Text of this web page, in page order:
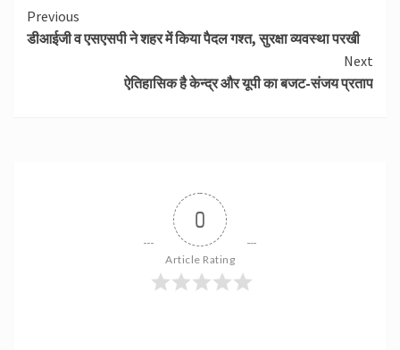
Continue
Reading
Previous
डीआईजी व एसएसपी ने शहर में किया पैदल गश्त, सुरक्षा व्यवस्था परखी
Next
ऐतिहासिक है केन्द्र और यूपी का बजट-संजय प्रताप
0
Article Rating